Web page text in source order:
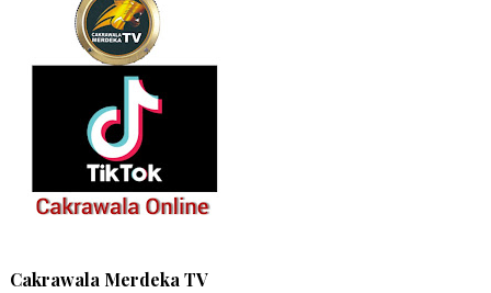
Cakrawala Merdeka TV